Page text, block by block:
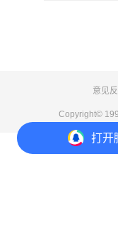
打开
意见
Copyright©